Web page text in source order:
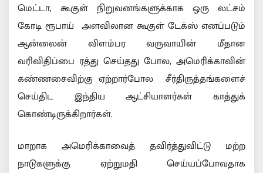
மெட்டா, கூகுள் நிறுவனங்களுக்காக ஒரு லட்சம்
கோடி ரூபாய் அளவிலான கூகுள் டேக்ஸ் எனப்படும்
ஆன்லைன் விளம்பர வருவாயின் மீதான
வரிவிதிப்பை ரத்து செய்தது போல, அமெரிக்காவின்
கண்ணசைவிற்கு ஏற்றார்போல சீர்திருத்தங்களைச்
செய்திட இந்திய ஆட்சியாளர்கள் காத்துக்
கொண்டிருக்கிறார்கள்.
மாறாக அமெரிக்காவைத் தவிர்த்துவிட்டு மற்ற
நாடுகளுக்கு ஏற்றுமதி செய்யப்போவதாக